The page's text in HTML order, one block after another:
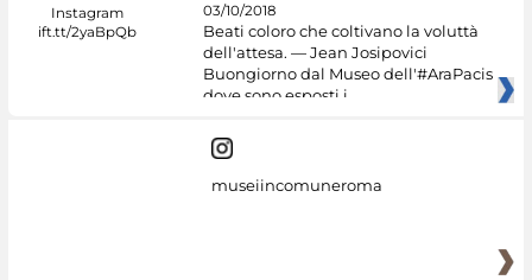
03/10/2018
Beati coloro che coltivano la voluttà
dell'attesa. — Jean Josipovici
Buongiorno dal Museo dell'#AraPacis
dove sono esposti i
museiincomuneroma